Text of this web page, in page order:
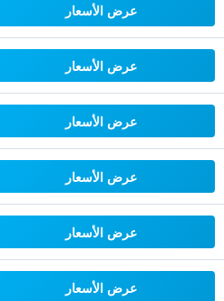
عرض الأسعار
عرض الأسعار
عرض الأسعار
عرض الأسعار
عرض الأسعار
عرض الأسعار